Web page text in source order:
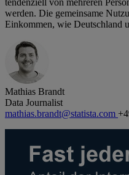
tendenziell von mehreren
werden. Die gemeinsame
Einkommen, wie Deutschland
Mathias Brandt
Data Journalist
mathias.brandt@statista.com